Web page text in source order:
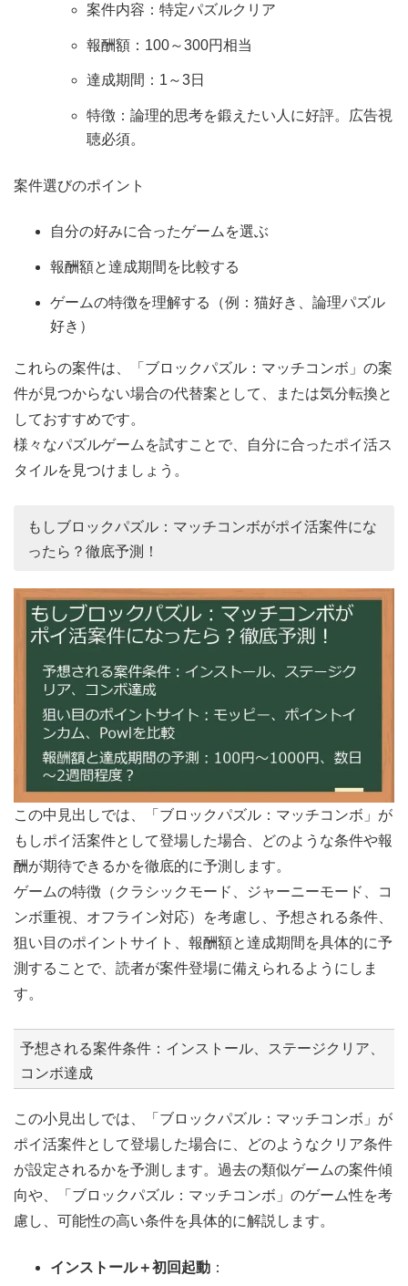
案件内容：特定パズルクリア
報酬額：100～300円相当
達成期間：1～3日
特徴：論理的思考を鍛えたい人に好評。広告視
聴必須。
案件選びのポイント
自分の好みに合ったゲームを選ぶ
報酬額と達成期間を比較する
ゲームの特徴を理解する（例：猫好き、論理パズル
好き）
これらの案件は、「ブロックパズル：マッチコンボ」の案
件が見つからない場合の代替案として、または気分転換と
しておすすめです。
様々なパズルゲームを試すことで、自分に合ったポイ活ス
タイルを見つけましょう。
もしブロックパズル：マッチコンボがポイ活案件にな
ったら？徹底予測！
この中見出しでは、「ブロックパズル：マッチコンボ」が
もしポイ活案件として登場した場合、どのような条件や報
酬が期待できるかを徹底的に予測します。
ゲームの特徴（クラシックモード、ジャーニーモード、コ
ンボ重視、オフライン対応）を考慮し、予想される条件、
狙い目のポイントサイト、報酬額と達成期間を具体的に予
測することで、読者が案件登場に備えられるようにしま
す。
予想される案件条件：インストール、ステージクリア、
コンボ達成
この小見出しでは、「ブロックパズル：マッチコンボ」が
ポイ活案件として登場した場合に、どのようなクリア条件
が設定されるかを予測します。過去の類似ゲームの案件傾
向や、「ブロックパズル：マッチコンボ」のゲーム性を考
慮し、可能性の高い条件を具体的に解説します。
インストール＋初回起動 ：